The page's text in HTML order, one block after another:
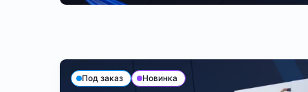
Смотреть весь каталог
Готовый
Под заказ Новинка